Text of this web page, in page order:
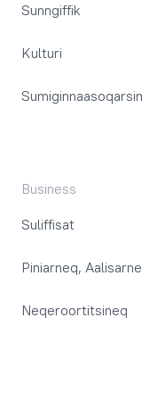
Sunngiffik
Kulturi
Business
Suliffisat
Piniarneq,
Neqeroortitsineq